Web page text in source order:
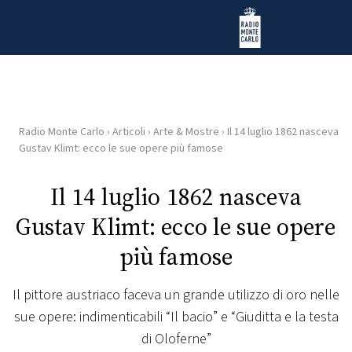
Radio Monte Carlo
HOME
RADIO
WEB
PLAYLIST
Radio Monte Carlo › Articoli › Arte & Mostre › Il 14 luglio 1862 nasceva
Gustav Klimt: ecco le sue opere più famose
Il 14 luglio 1862 nasceva
Gustav Klimt: ecco le sue opere
più famose
Il pittore austriaco faceva un grande utilizzo di oro nelle
sue opere: indimenticabili “Il bacio” e “Giuditta e la testa
di Oloferne”